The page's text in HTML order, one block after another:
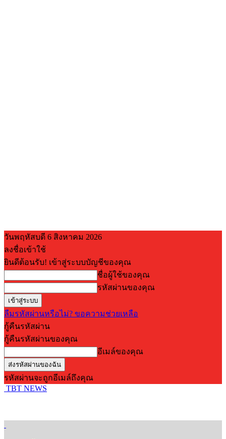
วันพฤหัสบดี 6 สิงหาคม 2026
ลงชื่อเข้าใช้
ยินดีต้อนรับ! เข้าสู่ระบบบัญชีของคุณ
ชื่อผู้ใช้ของคุณ
รหัสผ่านของคุณ
ลืมรหัสผ่านหรือไม่? ขอความช่วยเหลือ
กู้คืนรหัสผ่าน
กู้คืนรหัสผ่านของคุณ
อีเมล์ของคุณ
รหัสผ่านจะถูกอีเมล์ถึงคุณ
TBT NEWS